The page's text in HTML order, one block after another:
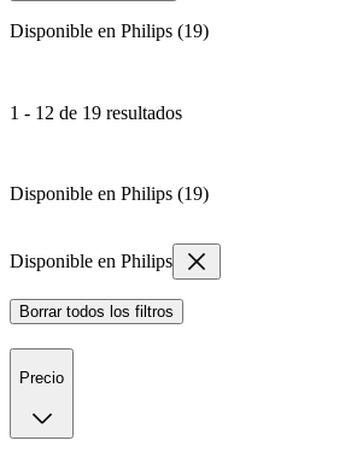
Disponible en Philips (19)
1 - 12 de 19 resultados
Disponible en Philips (19)
Disponible en Philips
Borrar todos los filtros
Precio